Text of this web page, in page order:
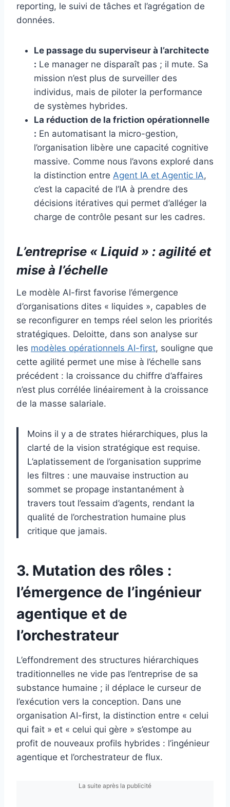
reporting, le suivi de tâches et l’agrégation de
données.
Le passage du superviseur à l’architecte
: Le manager ne disparaît pas ; il mute. Sa
mission n’est plus de surveiller des
individus, mais de piloter la performance
de systèmes hybrides.
La réduction de la friction opérationnelle
: En automatisant la micro-gestion,
l’organisation libère une capacité cognitive
massive. Comme nous l’avons exploré dans
la distinction entre Agent IA et Agentic IA,
c’est la capacité de l’IA à prendre des
décisions itératives qui permet d’alléger la
charge de contrôle pesant sur les cadres.
L’entreprise « Liquid » : agilité et
mise à l’échelle
Le modèle AI-first favorise l’émergence
d’organisations dites « liquides », capables de
se reconfigurer en temps réel selon les priorités
stratégiques. Deloitte, dans son analyse sur
les modèles opérationnels AI-first, souligne que
cette agilité permet une mise à l’échelle sans
précédent : la croissance du chiffre d’affaires
n’est plus corrélée linéairement à la croissance
de la masse salariale.
Moins il y a de strates hiérarchiques, plus la
clarté de la vision stratégique est requise.
L’aplatissement de l’organisation supprime
les filtres : une mauvaise instruction au
sommet se propage instantanément à
travers tout l’essaim d’agents, rendant la
qualité de l’orchestration humaine plus
critique que jamais.
3. Mutation des rôles :
l’émergence de l’ingénieur
agentique et de
l’orchestrateur
L’effondrement des structures hiérarchiques
traditionnelles ne vide pas l’entreprise de sa
substance humaine ; il déplace le curseur de
l’exécution vers la conception. Dans une
organisation AI-first, la distinction entre « celui
qui fait » et « celui qui gère » s’estompe au
profit de nouveaux profils hybrides : l’ingénieur
agentique et l’orchestrateur de flux.
La suite après la publicité